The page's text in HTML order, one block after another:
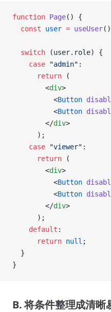
function Page() {
  const
user = useUser
  switch
(user.role) {
    case
"admin" :
      return
(
        <
div>
          <
Button
          <
Button
        </
div>
      );
    case
"viewer" :
      return
(
        <
div>
          <
Button
          <
Button
        </
div>
      );
    default
:
      return
null ;
  }
}
B. 将条件整理成清晰